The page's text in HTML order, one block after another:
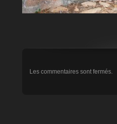
Les commentaires sont fermés.